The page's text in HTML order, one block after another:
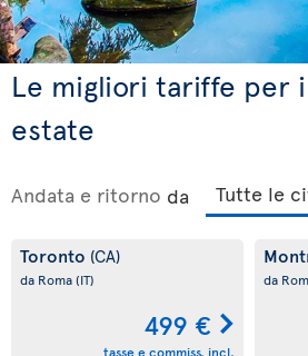
Le migliori tariffe per
estate
Andata e ritorno da
Toronto (CA)
da Roma(IT)
499 €
tasse e commiss. incl.
da